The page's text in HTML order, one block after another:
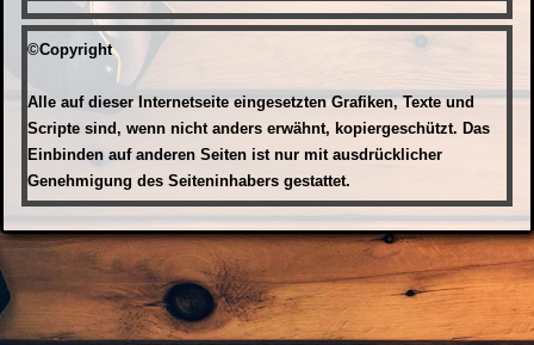
alice and annette
Annette and Alice, Roosnowlagh strand,
Ireland
©Copyright
Alle auf dieser Internetseite eingesetzten Grafiken, Texte und
Scripte sind, wenn nicht anders erwähnt, kopiergeschützt. Das
Einbinden auf anderen Seiten ist nur mit ausdrücklicher
Genehmigung des Seiteninhabers gestattet.